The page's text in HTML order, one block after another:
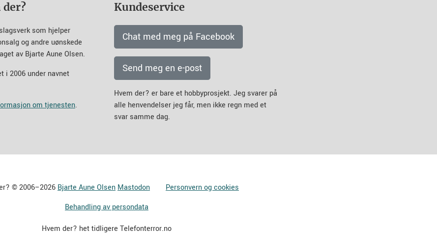
der?
som hjelper
og andre uønskede
av Bjarte Aune Olsen.
i 2006 under navnet
om tjenesten.
Kundeservice
Chat med meg på Facebook
Send meg en e-post
Hvem der? er bare et hobbyprosjekt. Jeg svarer på
alle henvendelser jeg får, men ikke regn med et
svar samme dag.
© 2006–2026 Bjarte Aune Olsen Mastodon
Personvern og cookies
Behandling av persondata
Hvem der? het tidligere Telefonterror.no